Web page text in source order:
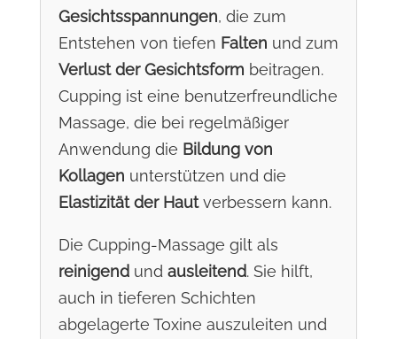
Gesichtsspannungen, die zum
Entstehen von tiefen Falten und zum
Verlust der Gesichtsform beitragen.
Cupping ist eine benutzerfreundliche
Massage, die bei regelmäßiger
Anwendung die Bildung von
Kollagen unterstützen und die
Elastizität der Hautverbessern kann.
Die Cupping-Massage gilt als
reinigendund ausleitend. Sie hilft,
auch in tieferen Schichten
abgelagerte Toxine auszuleiten und